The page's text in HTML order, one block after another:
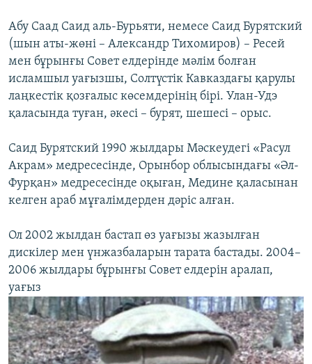
Абу Саад Саид аль-Бурьяти, немесе Саид Бурятский
(шын аты-жөні – Александр Тихомиров) – Ресей
мен бұрынғы Совет елдерінде мәлім болған
исламшыл уағызшы, Солтүстік Кавказдағы қарулы
лаңкестік қозғалыс көсемдерінің бірі. Улан-Удэ
қаласында туған, әкесі – бурят, шешесі – орыс.
Саид Бурятский 1990 жылдары Мәскеудегі «Расул
Акрам» медресесінде, Орынбор облысындағы «Әл-
Фурқан» медресесінде оқыған, Медине қаласынан
келген араб мұғалімдерден дәріс алған.
Ол 2002 жылдан бастап өз уағызы жазылған
дискілер мен үнжазбаларын тарата бастады. 2004–
2006 жылдары бұрынғы Совет елдерін аралап,
уағыз